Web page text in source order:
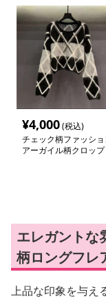
¥4,000(税込)
チェック柄ファッショ
アーガイル柄クロップ
エレガントな
柄ロングフレ
上品な印象を与え